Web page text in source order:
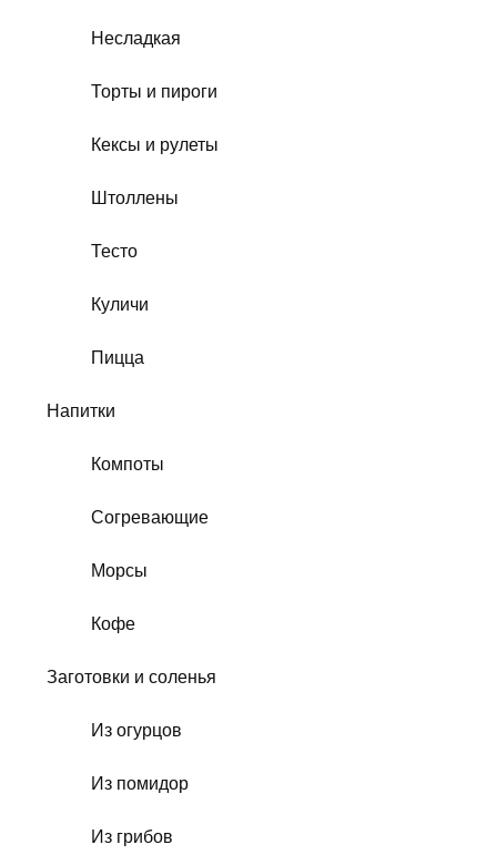
Несладкая
Торты и пироги
Кексы и рулеты
Штоллены
Тесто
Куличи
Пицца
Напитки
Компоты
Согревающие
Морсы
Кофе
Заготовки и соленья
Из огурцов
Из помидор
Из грибов